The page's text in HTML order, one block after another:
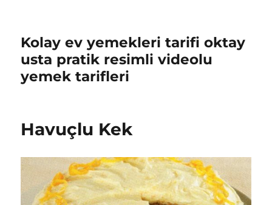
Kolay ev yemekleri tarifi oktay
usta pratik resimli videolu
yemek tarifleri
Havuçlu Kek